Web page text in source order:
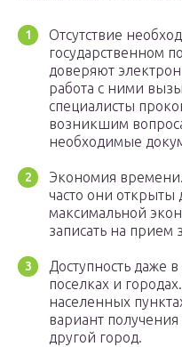
Отсутствие
государственном
доверяют
работа с ними
специалисты
возникшим
необходимые
Экономия
часто они
максимальной
записать на прием
Доступность даже
поселках и
населенных
вариант получения
другой город.